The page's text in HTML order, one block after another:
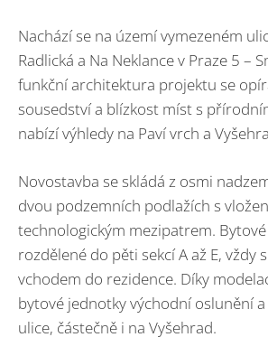
Nachází se na území vymezeném
Radlická a Na Neklance v Praze 5 –
funkční architektura projektu se
sousedství a blízkost míst s
nabízí výhledy na Paví vrch a
Novostavba se skládá z osmi
dvou podzemních podlažích s
technologickým mezipatrem.
rozdělené do pěti sekcí A až E, vždy
vchodem do rezidence. Díky
bytové jednotky východní oslunění
ulice, částečně i na Vyšehrad.